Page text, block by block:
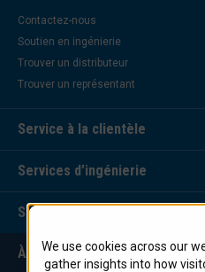
We use cookies across our
gather insights into how
Contactez-nous
Soutien en ingénierie
Trouver un distributeur
Trouver un représentant
Service à la clientèle
Services d’ingénierie
Siège social
À propos